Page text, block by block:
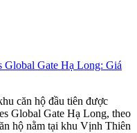
Global Gate Hạ Long: Giá
căn hộ đầu tiên được
Global Gate Hạ Long, theo
hộ nằm tại khu Vịnh Thiên